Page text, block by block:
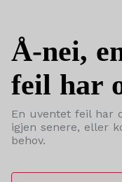
Å-nei,
feil har
En uventet feil har
igjen senere, eller
behov.